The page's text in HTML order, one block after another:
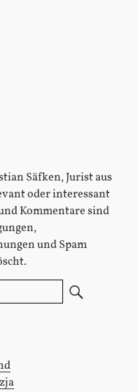
Säfken, Jurist aus
oder interessant
Kommentare sind
und Spam